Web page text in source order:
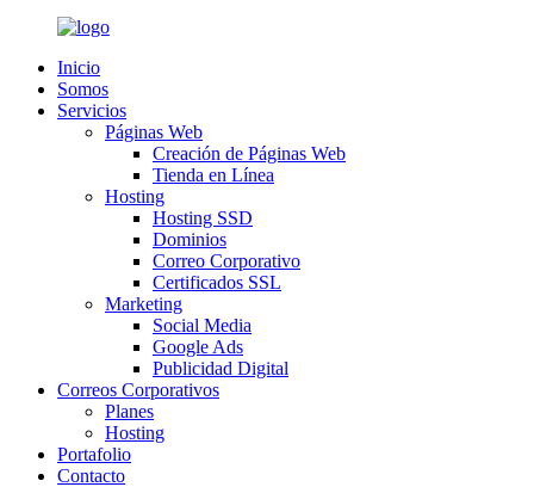
Inicio
Somos
Servicios
Páginas Web
Creación de Páginas Web
Tienda en Línea
Hosting
Hosting SSD
Dominios
Correo Corporativo
Certificados SSL
Marketing
Social Media
Google Ads
Publicidad Digital
Correos Corporativos
Planes
Hosting
Portafolio
Contacto